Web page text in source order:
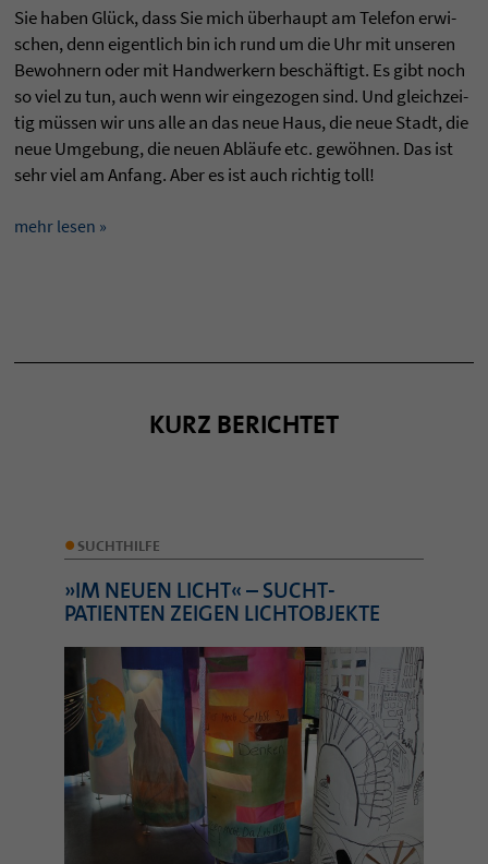
Sie haben Glück, dass Sie mich über­haupt am Tele­fon erwi­
schen, denn eigent­lich bin ich rund um die Uhr mit unse­ren
Bewoh­nern oder mit Hand­wer­kern beschäftigt. Es gibt noch
so viel zu tun, auch wenn wir ein­ge­zo­gen sind. Und gleich­zei­
tig müssen wir uns alle an das neue Haus, die neue Stadt, die
neue Umge­bung, die neuen Abläufe etc. gewöhnen. Das ist
sehr viel am Anfang. Aber es ist auch rich­tig toll!
mehr lesen »
KURZ BERICHTET
• SUCHTHILFE
»IM NEUEN LICHT« – SUCHT­
PATIENTEN ZEIGEN LICHTOBJEKTE